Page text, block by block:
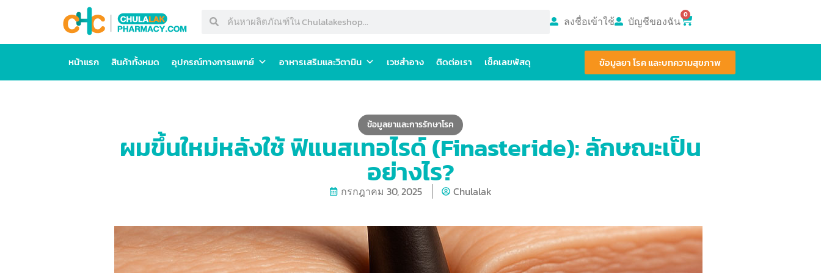
ลงชื่อเข้าใช้ บัญชีของฉัน 0
หน้าแรก สินค้าทั้งหมด อุปกรณ์ทางการแพทย์ อาหารเสริมและวิตามิน เวชสำอาง ติดต่อเรา เช็คเลขพัสดุ ข้อมูลยา โรค และบทความสุขภาพ
ข้อมูลยาและการรักษาโรค
ผมขึ้นใหม่หลังใช้ ฟิแนสเทอไรด์ (Finasteride): ลักษณะเป็น
อย่างไร?
กรกฎาคม 30, 2025 Chulalak